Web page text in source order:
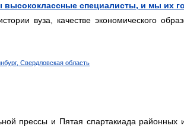
специалисты, и мы их
вуза, качестве экономического
Свердловская область
прессы и Пятая спартакиада